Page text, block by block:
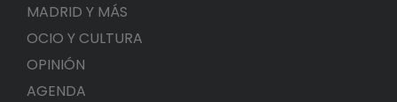
MADRID Y MÁS
OCIO Y CULTURA
OPINIÓN
AGENDA